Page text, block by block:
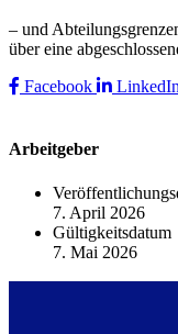
– und
über eine
Facebook
LinkedIn
Arbeitgeber
7. April 2026
Gültigkeitsdatum
7. Mai 2026